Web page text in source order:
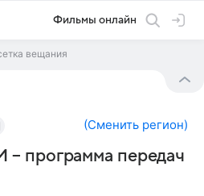
Фильмы онлайн
вещания
(Сменить регион)
программа передач